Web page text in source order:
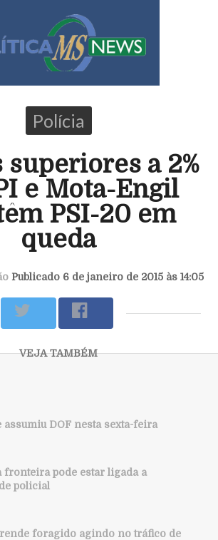
Polícia
superiores a 2%
e Mota-Engil
PSI-20 em
queda
Publicado 6 de janeiro de 2015 às 14:05
DOF nesta sexta-feira
fronteira pode estar ligada a
policial
foragido agindo no tráfico de